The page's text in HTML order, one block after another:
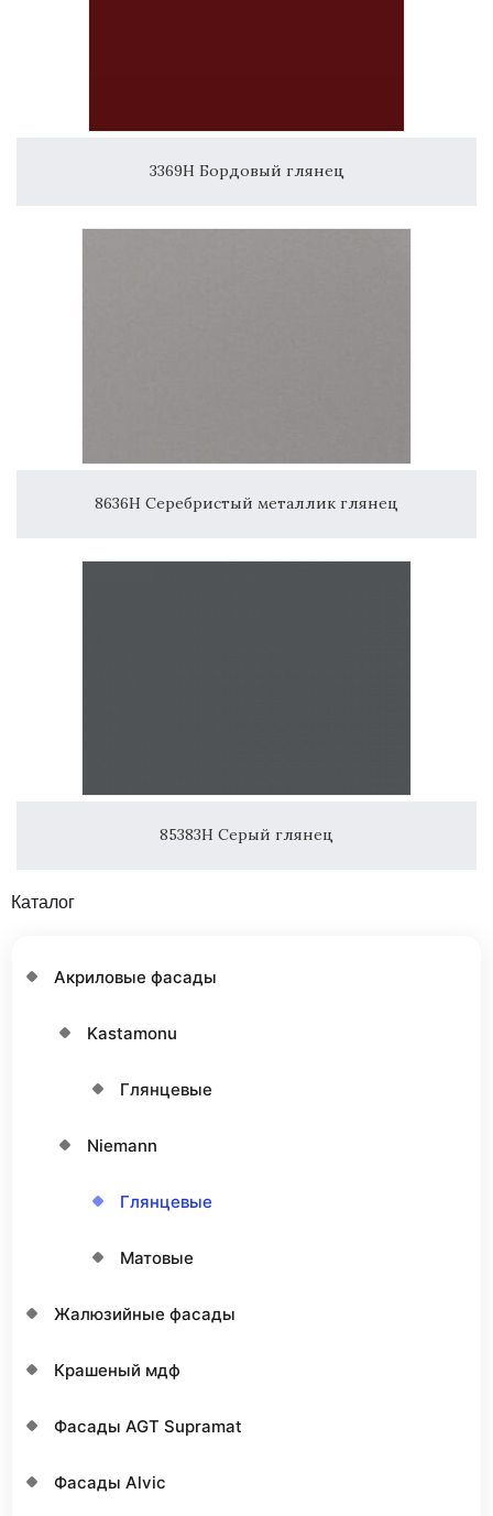
3369H Бордовый глянец
8636H Серебристый металлик глянец
85383H Серый глянец
Каталог
Акриловые фасады
Kastamonu
Глянцевые
Niemann
Глянцевые
Матовые
Жалюзийные фасады
Крашеный мдф
Фасады AGT Supramat
Фасады Alvic